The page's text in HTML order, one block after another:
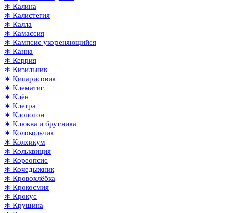
∗ Калина
∗ Калистегия
∗ Калла
∗ Камассия
∗ Кампсис укореняющийся
∗ Канна
∗ Керрия
∗ Кизильник
∗ Кипарисовик
∗ Клематис
∗ Клён
∗ Клетра
∗ Клопогон
∗ Клюква и брусника
∗ Колокольчик
∗ Колхикум
∗ Кольквиция
∗ Кореопсис
∗ Кочедыжник
∗ Кровохлёбка
∗ Крокосмия
∗ Крокус
∗ Крушина